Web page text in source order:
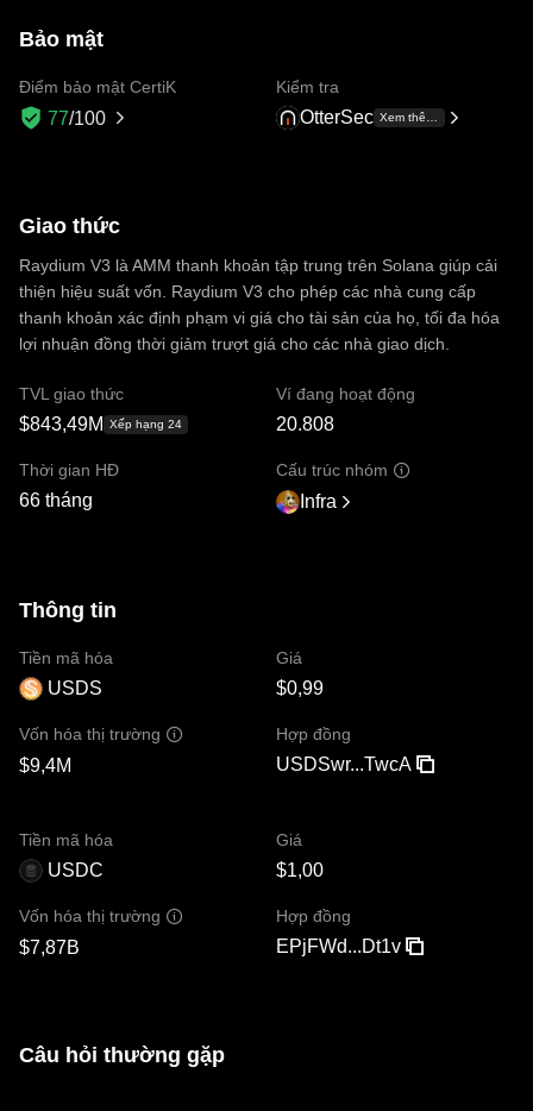
Bảo mật
Điểm bảo mật CertiK
77/100
Kiểm tra
OtterSec Xem thêm +1
Giao thức
Raydium V3 là AMM thanh khoản tập trung trên Solana giúp cải
thiện hiệu suất vốn. Raydium V3 cho phép các nhà cung cấp
thanh khoản xác định phạm vi giá cho tài sản của họ, tối đa hóa
lợi nhuận đồng thời giảm trượt giá cho các nhà giao dịch.
TVL giao thức
$843,49M Xếp hạng 24
Ví đang hoạt động
20.808
Thời gian HĐ
66 tháng
Cấu trúc nhóm
Infra
Thông tin
Tiền mã hóa
USDS
Giá
$0,99
Vốn hóa thị trường
$9,4M
Hợp đồng
USDSwr...TwcA
Tiền mã hóa
USDC
Giá
$1,00
Vốn hóa thị trường
$7,87B
Hợp đồng
EPjFWd...Dt1v
Câu hỏi thường gặp